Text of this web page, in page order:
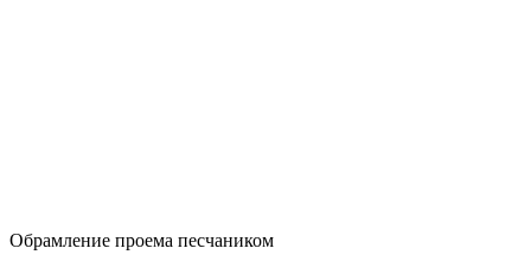
Обрамление проема песчаником